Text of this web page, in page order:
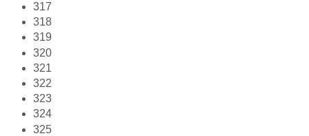
317
318
319
320
321
322
323
324
325